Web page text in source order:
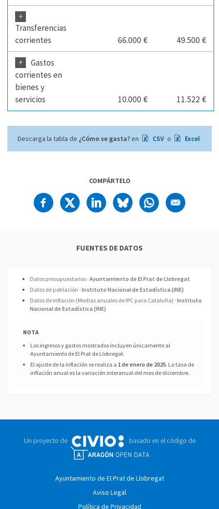
+
Transferencias
corrientes
66.000 € 49.500 €
+
Gastos
corrientes en
bienes y
servicios
10.000 € 11.522 €
Descarga la tabla de ¿Cómo se gasta?en CSV o Excel
COMPÁRTELO
FUENTES DE DATOS
Datos presupuestarios · Ayuntamiento de El Prat de Llobregat
Datos de población · Instituto Nacional de Estadística (INE)
Datos de inflación (Medias anuales de IPC para Cataluña) · Instituto
Nacional de Estadística (INE)
NOTA
Los ingresos y gastos mostrados incluyen únicamente al
Ayuntamiento de El Prat de Llobregat.
El ajuste de la inflación se realiza a 1 de enero de 2025. La tasa de
inflación anual es la variación interanual del mes de diciembre.
Un proyecto de basado en el código de
Ayuntamiento de El Prat de Llobregat
Aviso Legal
Política de Privacidad